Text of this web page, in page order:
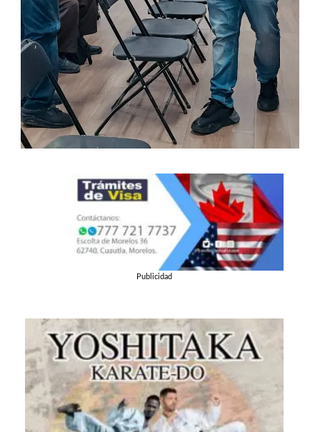
Publicidad